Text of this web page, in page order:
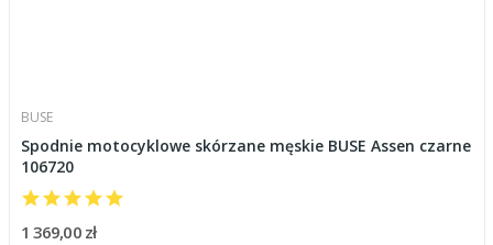
BUSE
Spodnie motocyklowe skórzane męskie BUSE Assen czarne
106720
1 369,00 zł